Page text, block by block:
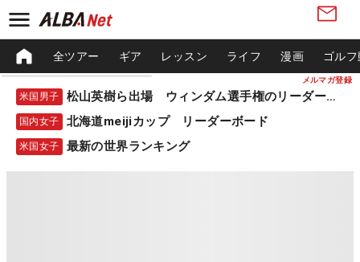
メルマガ登録
全ツアー ギア レッスン ライフ 漫画 ゴル
米国男子 松山英樹ら出場 ウィンダム選手権のリーダーボード
国内女子 北海道meijiカップ リーダーボード
米国女子 最新の世界ランキング